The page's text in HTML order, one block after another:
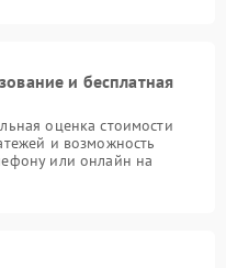
и бесплатная
оценка стоимости
и возможность
или онлайн на